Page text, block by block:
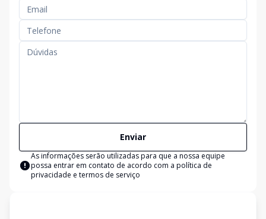
Enviar
As informações serão utilizadas para que a nossa equipe
possa entrar em contato de acordo com a política de
privacidade e termos de serviço